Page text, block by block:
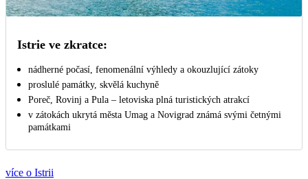
Istrie ve zkratce:
nádherné počasí, fenomenální výhledy a okouzlující zátoky
proslulé památky, skvělá kuchyně
Poreč, Rovinj a Pula – letoviska plná turistických atrakcí
v zátokách ukrytá města Umag a Novigrad známá svými četnými
památkami
více o Istrii